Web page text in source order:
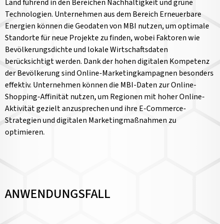
Land führend in den Bereichen Nachhaltigkeit und grüne
Technologien. Unternehmen aus dem Bereich Erneuerbare
Energien können die Geodaten von MBI nutzen, um optimale
Standorte für neue Projekte zu finden, wobei Faktoren wie
Bevölkerungsdichte und lokale Wirtschaftsdaten
berücksichtigt werden. Dank der hohen digitalen Kompetenz
der Bevölkerung sind Online-Marketingkampagnen besonders
effektiv. Unternehmen können die MBI-Daten zur Online-
Shopping-Affinität nutzen, um Regionen mit hoher Online-
Aktivität gezielt anzusprechen und ihre E-Commerce-
Strategien und digitalen Marketingmaßnahmen zu
optimieren.
ANWENDUNGSFALL